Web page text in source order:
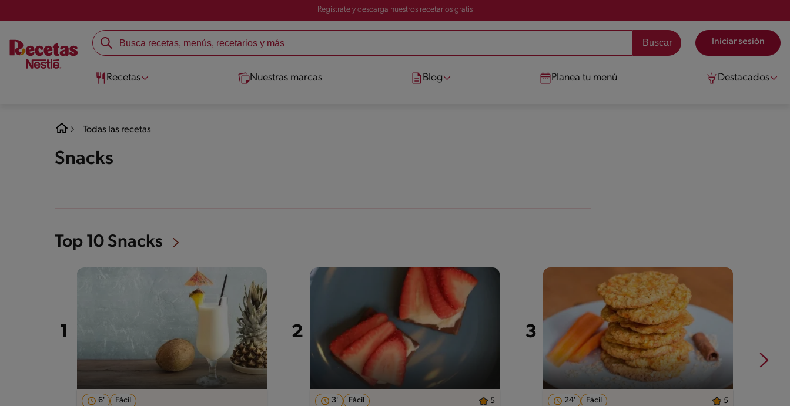
Registrate y descarga nuestros recetarios gratis
Iniciar sesión
Recetas Nuestras marcas Blog Planea tu menú Destacados
Todas las recetas
Snacks
Top 10 Snacks
6' Fácil 3' Fácil 5 24' Fácil 5